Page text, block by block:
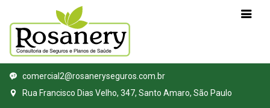
comercial2@rosaneryseguros.com.br
Rua Francisco Dias Velho, 347, Santo Amaro, São Paulo
Pessoa
Física
Previdência
Privada